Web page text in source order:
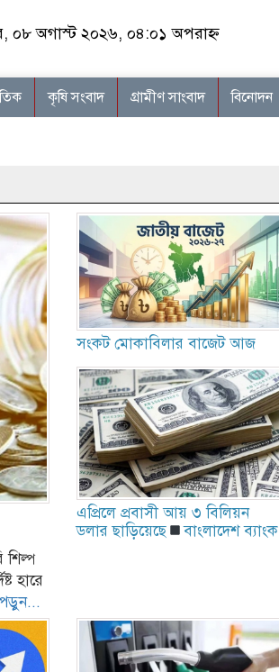
০৮ অগাস্ট ২০২৬, ০৪:০১ অপরাহ্ন
কৃষি সংবাদ গ্রামীণ সাংবাদ বিনোদন
শিল্প
হারে
সংকট মোকাবিলার বাজেট আজ
এপ্রিলে প্রবাসী আয় ৩ বিলিয়ন
ডলার ছাড়িয়েছে
বাংলাদেশ ব্যাংক